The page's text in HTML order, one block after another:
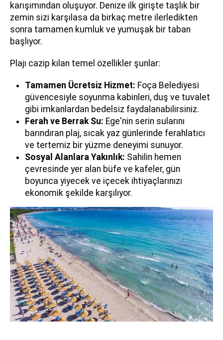
karışımından oluşuyor. Denize ilk girişte taşlık bir
zemin sizi karşılasa da birkaç metre ilerledikten
sonra tamamen kumluk ve yumuşak bir taban
başlıyor.
Plajı cazip kılan temel özellikler şunlar:
Tamamen Ücretsiz Hizmet: Foça Belediyesi
güvencesiyle soyunma kabinleri, duş ve tuvalet
gibi imkanlardan bedelsiz faydalanabilirsiniz.
Ferah ve Berrak Su: Ege'nin serin sularını
barındıran plaj, sıcak yaz günlerinde ferahlatıcı
ve tertemiz bir yüzme deneyimi sunuyor.
Sosyal Alanlara Yakınlık: Sahilin hemen
çevresinde yer alan büfe ve kafeler, gün
boyunca yiyecek ve içecek ihtiyaçlarınızı
ekonomik şekilde karşılıyor.